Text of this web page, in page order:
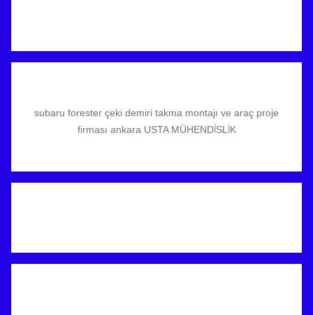
subaru forester çeki demiri takma montajı ve araç proje
firması ankara USTA MÜHENDİSLİK